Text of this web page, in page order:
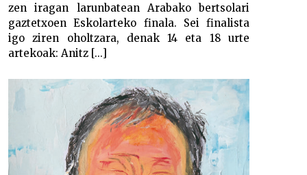
zen iragan larunbatean Arabako bertsolari
gaztetxoen Eskolarteko finala. Sei finalista
igo ziren oholtzara, denak 14 eta 18 urte
artekoak: Anitz [...]